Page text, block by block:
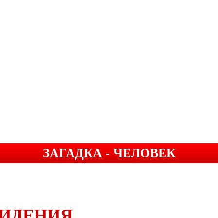
ЗАГАДКА - ЧЕЛОВЕК